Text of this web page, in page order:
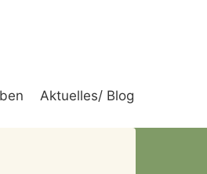
Aktuelles/ Blog